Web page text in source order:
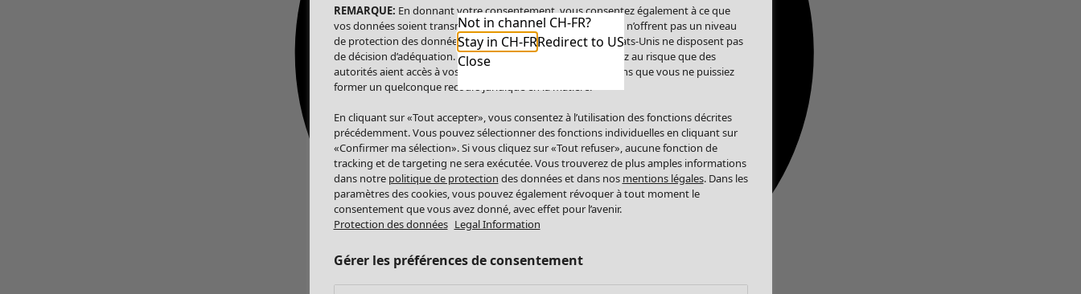
Not in channel CH-FR?
Stay in CH-FRRedirect to US
Close
REMARQUE: En donnant votre consentement, vous consentez également à ce que
vos données soient transmises aux États-Unis. Les États-Unis n’offrent pas un niveau
de protection des données comparable à celui de l’UE. Les États-Unis ne disposent pas
de décision d’adéquation. Par conséquent, vous vous exposez au risque que des
autorités aient accès à vos données à caractère personnel sans que vous ne puissiez
former un quelconque recours juridique en la matière.
En cliquant sur «Tout accepter», vous consentez à l’utilisation des fonctions décrites
précédemment. Vous pouvez sélectionner des fonctions individuelles en cliquant sur
«Confirmer ma sélection». Si vous cliquez sur «Tout refuser», aucune fonction de
tracking et de targeting ne sera exécutée. Vous trouverez de plus amples informations
dans notre politique de protection des données et dans nos mentions légales. Dans les
paramètres des cookies, vous pouvez également révoquer à tout moment le
consentement que vous avez donné, avec effet pour l’avenir.
Protection des données Legal Information
Gérer les préférences de consentement